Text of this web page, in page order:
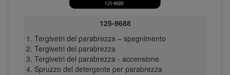
125-9688
Tergivetri del parabrezza – spegnimento
Tergivetri del parabrezza
Tergivetri del parabrezza - accensione
Spruzzo del detergente per parabrezza